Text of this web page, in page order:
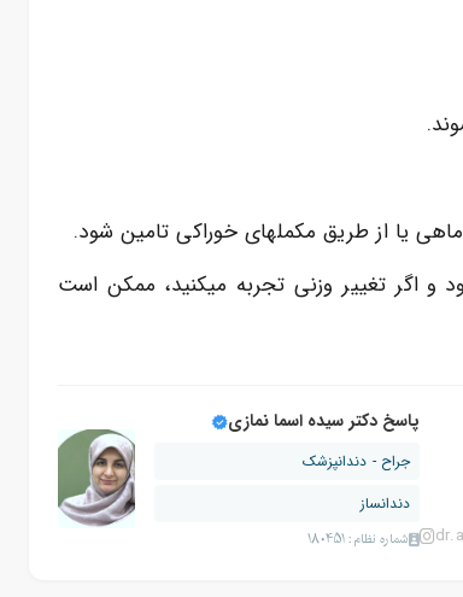
و اگر تغییر وزنی تجربه میکنید، ممکن است
پاسخ دکتر سیده اسما نمازی
جراح - دندانپزشک
دندانساز
شماره نظام: 180451